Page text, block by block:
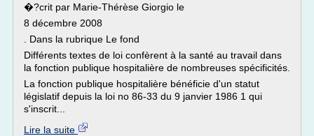
�?crit par Marie-Thérèse Giorgio le
8 décembre 2008
. Dans la rubrique Le fond
Différents textes de loi confèrent à la santé au travail dans
la fonction publique hospitalière de nombreuses spécificités.
La fonction publique hospitalière bénéficie d'un statut
législatif depuis la loi no 86-33 du 9 janvier 1986 1 qui
s'inscrit...
Lire la suite